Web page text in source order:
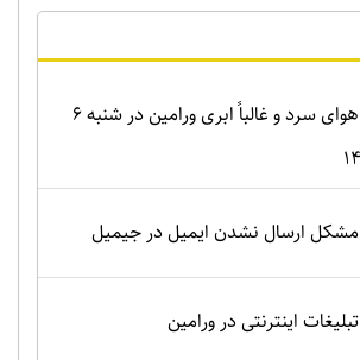
هوای سرد و غالباً ابری ورامین در شنبه ۶
مشکل ارسال نشدن ایمیل در جیمیل
تبلیغات اینترنتی در ورامین